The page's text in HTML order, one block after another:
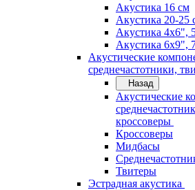
Акустика 16 см
Акустика 20-25
Акустика 4х6",
Акустика 6х9",
Акустические
среднечастотники,
Назад
Акустические
кроссоверы
Кроссоверы
Мидбасы
Твитеры
Эстрадная акустика